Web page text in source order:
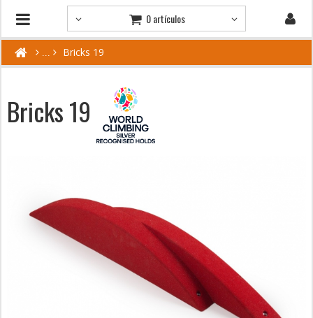
0 artículos
Bricks 19
Bricks 19